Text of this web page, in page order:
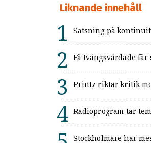
Liknande innehåll
Satsning på
Få tvångsvårdade får
Printz riktar kritik
Radioprogram tar
Stockholmare har